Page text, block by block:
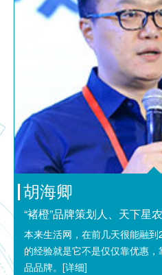
胡海卿
“褚橙”品牌策划人、天下星
本来生活网，在前几天很能融
的经验就是它不是仅仅靠优惠
品品牌。 [详细]